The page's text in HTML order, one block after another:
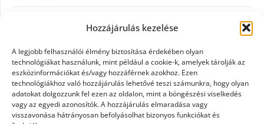
Hozzájárulás kezelése
A legjobb felhasználói élmény biztosítása érdekében olyan
technológiákat használunk, mint például a cookie-k, amelyek tárolják az
eszközinformációkat és/vagy hozzáférnek azokhoz. Ezen
technológiákhoz való hozzájárulás lehetővé teszi számunkra, hogy olyan
adatokat dolgozzunk fel ezen az oldalon, mint a böngészési viselkedés
vagy az egyedi azonosítók. A hozzájárulás elmaradása vagy
visszavonása hátrányosan befolyásolhat bizonyos funkciókat és
Ingatlan
Művészetek és szórakozás
Múzeumok